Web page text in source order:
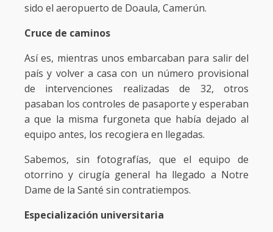
sido el aeropuerto de Doaula, Camerún.
Cruce de caminos
Así es, mientras unos embarcaban para salir del
país y volver a casa con un número provisional
de intervenciones realizadas de 32, otros
pasaban los controles de pasaporte y esperaban
a que la misma furgoneta que había dejado al
equipo antes, los recogiera en llegadas.
Sabemos, sin fotografías, que el equipo de
otorrino y cirugía general ha llegado a Notre
Dame de la Santé sin contratiempos.
Especialización universitaria